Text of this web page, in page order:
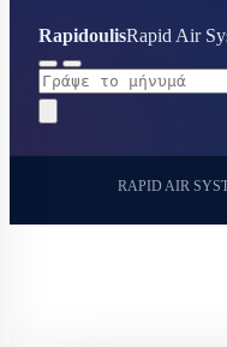
RapidoulisRapid Air
RAPID AIR